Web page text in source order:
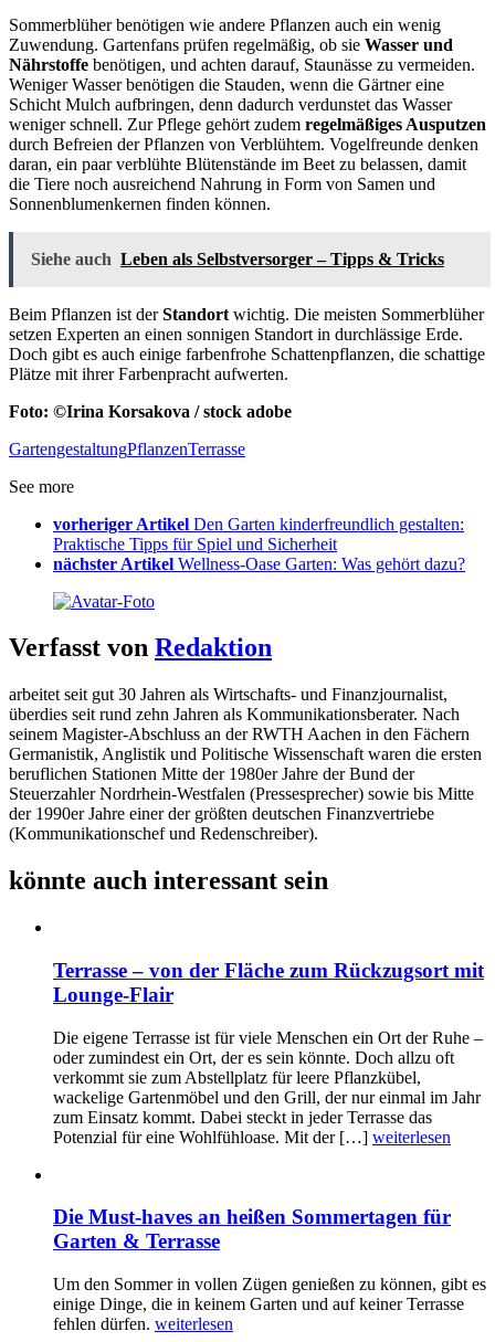
Sommerblüher benötigen wie andere Pflanzen auch ein wenig
Zuwendung. Gartenfans prüfen regelmäßig, ob sie Wasser und
Nährstoffe benötigen, und achten darauf, Staunässe zu vermeiden.
Weniger Wasser benötigen die Stauden, wenn die Gärtner eine
Schicht Mulch aufbringen, denn dadurch verdunstet das Wasser
weniger schnell. Zur Pflege gehört zudem regelmäßiges Ausputzen
durch Befreien der Pflanzen von Verblühtem. Vogelfreunde denken
daran, ein paar verblühte Blütenstände im Beet zu belassen, damit
die Tiere noch ausreichend Nahrung in Form von Samen und
Sonnenblumenkernen finden können.
Siehe auch Leben als Selbstversorger – Tipps & Tricks
Beim Pflanzen ist derStandort wichtig. Die meisten Sommerblüher
setzen Experten an einen sonnigen Standort in durchlässige Erde.
Doch gibt es auch einige farbenfrohe Schattenpflanzen, die schattige
Plätze mit ihrer Farbenpracht aufwerten.
Foto: ©Irina Korsakova / stock adobe
GartengestaltungPflanzenTerrasse
See more
vorheriger Artikel Den Garten kinderfreundlich gestalten:
Praktische Tipps für Spiel und Sicherheit
nächster Artikel Wellness-Oase Garten: Was gehört dazu?
Verfasst von Redaktion
arbeitet seit gut 30 Jahren als Wirtschafts- und Finanzjournalist,
überdies seit rund zehn Jahren als Kommunikationsberater. Nach
seinem Magister-Abschluss an der RWTH Aachen in den Fächern
Germanistik, Anglistik und Politische Wissenschaft waren die ersten
beruflichen Stationen Mitte der 1980er Jahre der Bund der
Steuerzahler Nordrhein-Westfalen (Pressesprecher) sowie bis Mitte
der 1990er Jahre einer der größten deutschen Finanzvertriebe
(Kommunikationschef und Redenschreiber).
könnte auch interessant sein
Terrasse – von der Fläche zum Rückzugsort mit
Lounge-Flair
Die eigene Terrasse ist für viele Menschen ein Ort der Ruhe –
oder zumindest ein Ort, der es sein könnte. Doch allzu oft
verkommt sie zum Abstellplatz für leere Pflanzkübel,
wackelige Gartenmöbel und den Grill, der nur einmal im Jahr
zum Einsatz kommt. Dabei steckt in jeder Terrasse das
Potenzial für eine Wohlfühloase. Mit der […] weiterlesen
Die Must-haves an heißen Sommertagen für
Garten & Terrasse
Um den Sommer in vollen Zügen genießen zu können, gibt es
einige Dinge, die in keinem Garten und auf keiner Terrasse
fehlen dürfen. weiterlesen